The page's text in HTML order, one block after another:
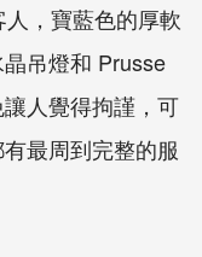
，寶藍色的厚軟
吊燈和 Prusse
人覺得拘謹，可
最周到完整的服